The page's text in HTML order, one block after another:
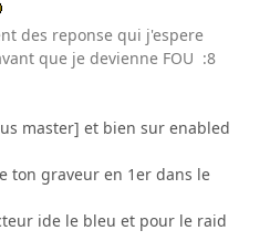
des reponse qui j'espere
que je devienne FOU :8
master] et bien sur enabled
ton graveur en 1er dans le
ide le bleu et pour le raid